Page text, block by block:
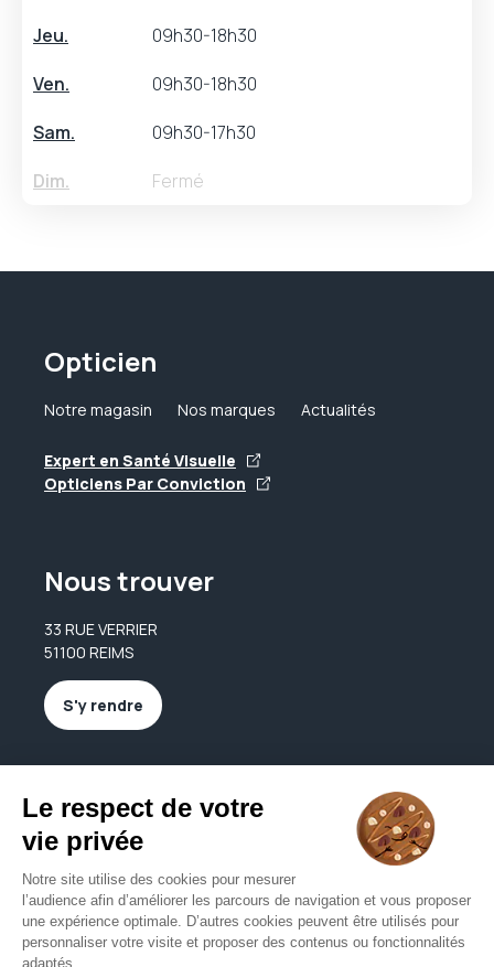
Jeu.
09h30-18h30
Ven.
09h30-18h30
Sam.
09h30-17h30
Dim.
Fermé
Opticien
Notre magasin Nos marques Actualités
Expert en Santé Visuelle
Opticiens Par Conviction
Nous trouver
33 RUE VERRIER
51100 REIMS
S'y rendre
Nous contacter
03 26 40 02 15
Nous contacter